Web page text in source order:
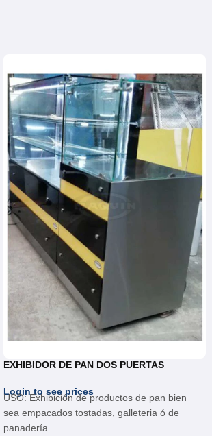
EXHIBIDOR DE PAN DOS PUERTAS
Login to see prices
USO: Exhibición de productos de pan bien
sea empacados tostadas, galleteria ó de
panadería.